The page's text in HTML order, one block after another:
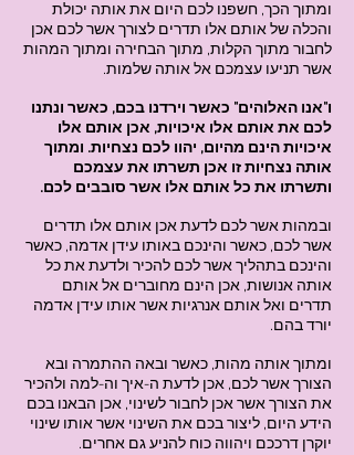
ומתוך הכך, חשפנו לכם היום את אותה יכולת
והכלה של אותם אלו תדרים לצורך אשר לכם אכן
לחבור מתוך הקלות, מתוך הבחירה ומתוך המהות
אשר תניעו עצמכם אל אותה שלמות.
ו"אנו האלוהים" כאשר וירדנו בכם, כאשר ונתנו
לכם את אותם אלו איכויות, אכן אותם אלו
איכויות הינם מהיום, יהוו לכם נצחיות. ומתוך
אותה נצחיות זו אכן תשרתו את עצמכם
ותשרתו את כל אותם אלו אשר סובבים לכם.
ובמהות אשר לכם לדעת אכן אותם אלו תדרים
אשר לכם, כאשר והינכם באותו עידן אדמה, כאשר
והינכם בתהליך אשר לכם להכיר ולדעת את כל
אותה אנושות, אכן הינם מחוברים אל אותם
תדרים ואל אותם אנרגיות אשר אותו עידן אדמה
יורד בהם.
ומתוך אותה מהות, כאשר ובאה ההתמרה ובא
הצורך אשר לכם, אכן לדעת ה-איך וה-למה ולהכיר
את הצורך אשר אכן לחבור לשינוי, אכן הבאנו בכם
הידע היום, ליצור בכם את השינוי אשר אותו שינוי
יוקרן דרככם ויהווה כוח להניע גם אחרים.